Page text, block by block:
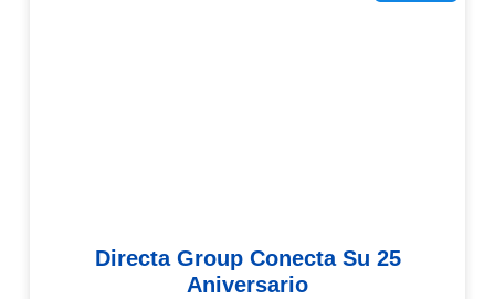
Directa Group Conecta Su 25
Aniversario